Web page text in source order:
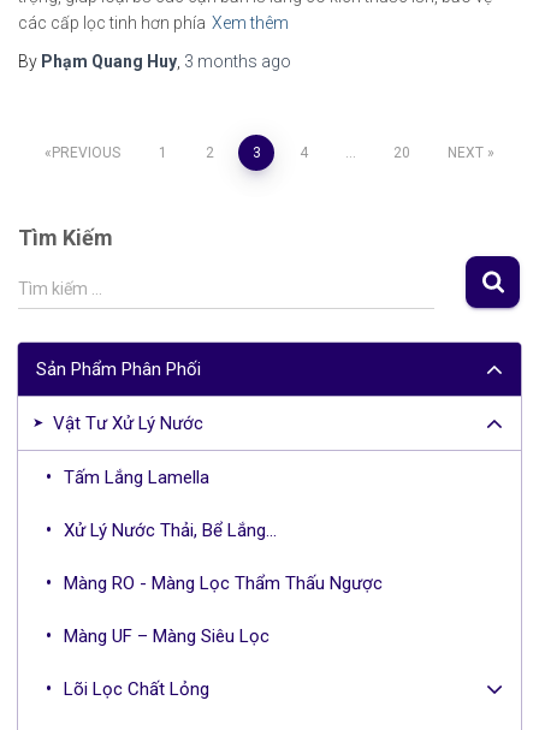
các cấp lọc tinh hơn phía Xem thêm
By Phạm Quang Huy 3 months ago
Posts
PREVIOUS 1 2 3 4 … 20 NEXT
Tìm Kiếm
S
e
Tìm kiếm …
Sản Phẩm Phân Phối
Vật Tư Xử Lý Nước
Tấm Lắng Lamella
Xử Lý Nước Thải, Bể Lắng...
Màng RO - Màng Lọc Thẩm Thấu Ngược
Màng UF – Màng Siêu Lọc
Lõi Lọc Chất Lỏng